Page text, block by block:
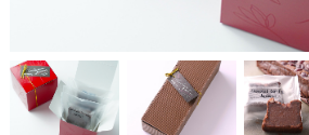
〒761-0101 香川県高松市春日町214
087-844-8801（受付時間 8:30